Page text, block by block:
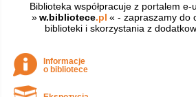
Biblioteka współpracuje z portalem e-
» w.bibliotece.pl « - zapraszamy do
biblioteki i skorzystania z
Informacje
o bibliotece